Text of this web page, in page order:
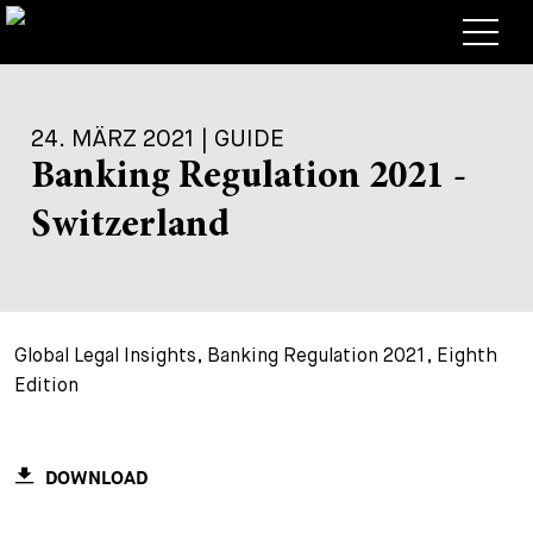
Expertise
Deals, Cases & News
Corporate News
Briefing
Publikation
Guide
Über Bär & Karrer
Karriere
Übersicht
Stellen
Suche
24. MÄRZ 2021 | GUIDE
Banking Regulation 2021 -
Switzerland
Global Legal Insights, Banking Regulation 2021, Eighth
Edition
DOWNLOAD